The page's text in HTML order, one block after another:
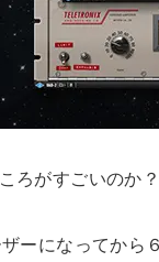
ろがすごいのか？
ーになってから